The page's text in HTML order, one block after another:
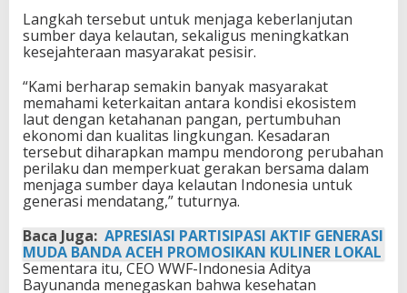
Langkah tersebut untuk menjaga keberlanjutan
sumber daya kelautan, sekaligus meningkatkan
kesejahteraan masyarakat pesisir.
“Kami berharap semakin banyak masyarakat
memahami keterkaitan antara kondisi ekosistem
laut dengan ketahanan pangan, pertumbuhan
ekonomi dan kualitas lingkungan. Kesadaran
tersebut diharapkan mampu mendorong perubahan
perilaku dan memperkuat gerakan bersama dalam
menjaga sumber daya kelautan Indonesia untuk
generasi mendatang,” tuturnya.
Baca Juga: APRESIASI PARTISIPASI AKTIF GENERASI
MUDA BANDA ACEH PROMOSIKAN KULINER LOKAL
Sementara itu, CEO WWF-Indonesia Aditya
Bayunanda menegaskan bahwa kesehatan